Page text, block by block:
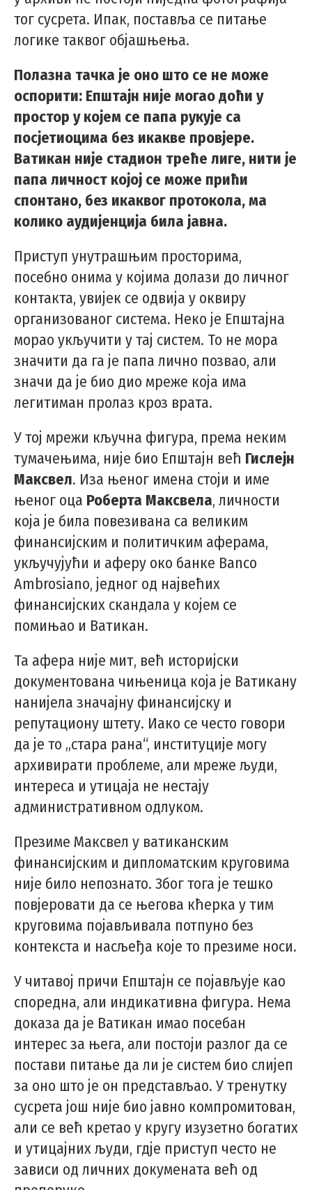
тог сусрета. Ипак, поставља се питање
логике таквог објашњења.
Полазна тачка је оно што се не може
оспорити: Епштајн није могао доћи у
простор у којем се папа рукује са
посјетиоцима без икакве провјере.
Ватикан није стадион треће лиге, нити је
папа личност којој се може прићи
спонтано, без икаквог протокола, ма
колико аудијенција била јавна.
Приступ унутрашњим просторима,
посебно онима у којима долази до личног
контакта, увијек се одвија у оквиру
организованог система. Неко је Епштајна
морао укључити у тај систем. То не мора
значити да га је папа лично позвао, али
значи да је био дио мреже која има
легитиман пролаз кроз врата.
У тој мрежи кључна фигура, према неким
тумачењима, није био Епштајн већ Гислејн
Максвел. Иза њеног имена стоји и име
њеног оца Роберта Максвела, личности
која је била повезивана са великим
финансијским и политичким аферама,
укључујући и аферу око банке Banco
Ambrosiano, једног од највећих
финансијских скандала у којем се
помињао и Ватикан.
Та афера није мит, већ историјски
документована чињеница која је Ватикану
нанијела значајну финансијску и
репутациону штету. Иако се често говори
да је то „стара рана“, институције могу
архивирати проблеме, али мреже људи,
интереса и утицаја не нестају
административном одлуком.
Презиме Максвел у ватиканским
финансијским и дипломатским круговима
није било непознато. Због тога је тешко
повјеровати да се његова кћерка у тим
круговима појављивала потпуно без
контекста и насљеђа које то презиме носи.
У читавој причи Епштајн се појављује као
споредна, али индикативна фигура. Нема
доказа да је Ватикан имао посебан
интерес за њега, али постоји разлог да се
постави питање да ли је систем био слијеп
за оно што је он представљао. У тренутку
сусрета још није био јавно компромитован,
али се већ кретао у кругу изузетно богатих
и утицајних људи, гдје приступ често не
зависи од личних докумената већ од